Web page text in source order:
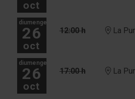
oct
diumenge
26
oct
12:00 h La
diumenge
26
oct
17:00 h La